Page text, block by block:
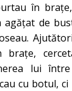
în
agățat de
brațe,
lui între
cu botul, ci